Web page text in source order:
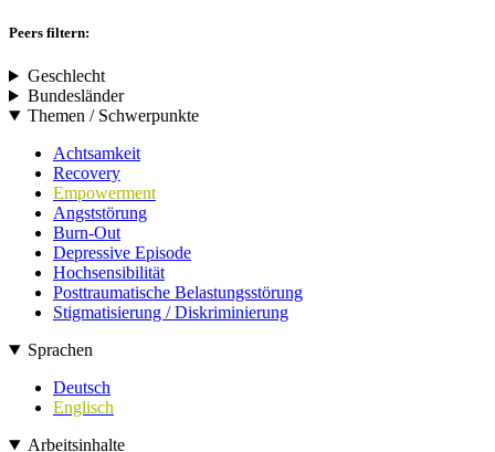
Peers filtern:
Geschlecht
Bundesländer
Themen / Schwerpunkte
Achtsamkeit
Recovery
Empowerment
Angststörung
Burn-Out
Depressive Episode
Hochsensibilität
Posttraumatische Belastungsstörung
Stigmatisierung / Diskriminierung
Sprachen
Deutsch
Englisch
Arbeitsinhalte